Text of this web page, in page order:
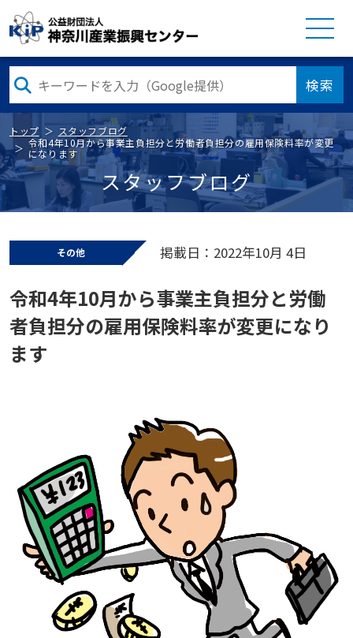
検索
トップ
スタッフブログ
令和4年10月から事業主負担分と労働者負担分の雇用保険料率が変更
になります
スタッフブログ
その他 掲載日：2022年10月 4日
令和4年10月から事業主負担分と労働
者負担分の雇用保険料率が変更になり
ます